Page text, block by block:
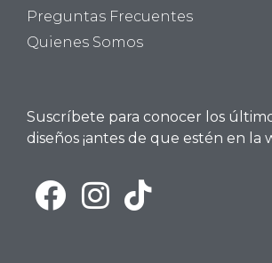
Preguntas Frecuentes
Quienes Somos
Suscríbete para conocer los
diseños ¡antes de que estén en la